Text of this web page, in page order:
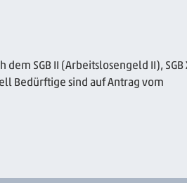
SGB II (Arbeitslosengeld II), SGB
Bedürftige sind auf Antrag vom